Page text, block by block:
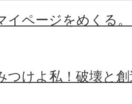
イページをめくる
つけよ私！破壊と